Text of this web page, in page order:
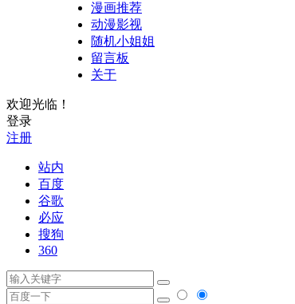
漫画推荐
动漫影视
随机小姐姐
留言板
关于
欢迎光临！
登录
注册
站内
百度
谷歌
必应
搜狗
360